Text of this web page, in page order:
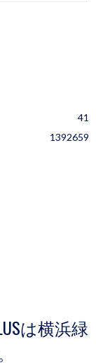
41
1392659
は横浜緑